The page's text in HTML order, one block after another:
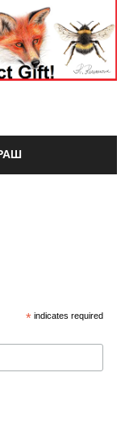
* indicates required